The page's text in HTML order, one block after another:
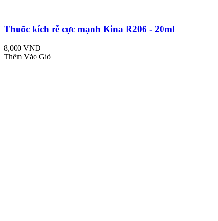
Thuốc kích rễ cực mạnh Kina R206 - 20ml
8,000 VND
Thêm Vào Giỏ